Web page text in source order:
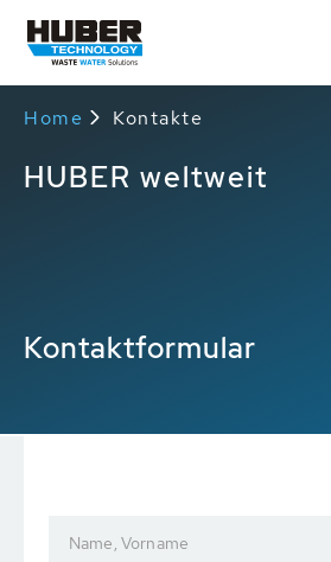
Home Kontakte
HUBER weltweit
Kontaktformular
Name, Vorname